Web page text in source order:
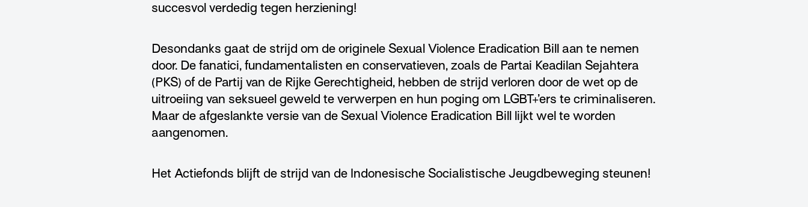
succesvol verdedig tegen herziening!
Desondanks gaat de strijd om de originele Sexual Violence Eradication Bill aan te nemen
door. De fanatici, fundamentalisten en conservatieven, zoals de Partai Keadilan Sejahtera
(PKS) of de Partij van de Rijke Gerechtigheid, hebben de strijd verloren door de wet op de
uitroeiing van seksueel geweld te verwerpen en hun poging om LGBT+’ers te criminaliseren.
Maar de afgeslankte versie van de Sexual Violence Eradication Bill lijkt wel te worden
aangenomen.
Het Actiefonds blijft de strijd van de Indonesische Socialistische Jeugdbeweging steunen!